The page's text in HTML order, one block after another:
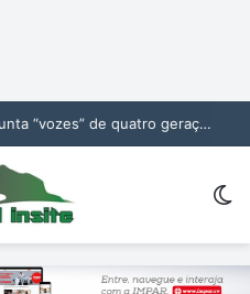
Festival da Baía das Gatas junta “vozes” de quatro gerações da música cabo-verdiana na segunda noite